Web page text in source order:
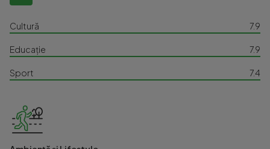
Cultură 7.9
Educație 7.9
Sport 7.4